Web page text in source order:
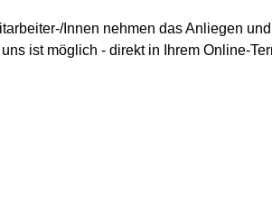
Innen nehmen das Anliegen
ist möglich - direkt in Ihrem Online-